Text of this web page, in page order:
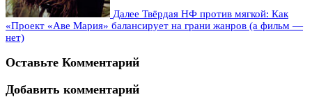
Далее Твёрдая НФ против мягкой: Как
«Проект «Аве Мария» балансирует на грани жанров (а фильм —
нет)
Оставьте Комментарий
Добавить комментарий